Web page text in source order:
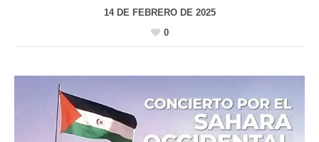
14 DE FEBRERO DE 2025
0